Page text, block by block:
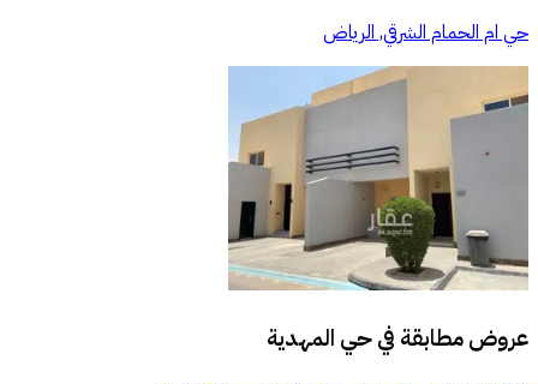
حي ام الحمام الشرقي, الرياض
عروض مطابقة فيحي المهدية